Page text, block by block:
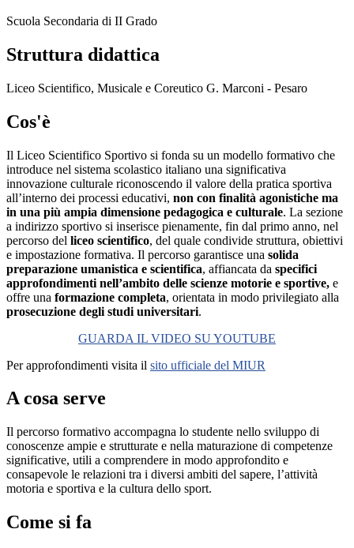
Scuola Secondaria di II Grado
Struttura didattica
Liceo Scientifico, Musicale e Coreutico G. Marconi - Pesaro
Cos'è
Il Liceo Scientifico Sportivo si fonda su un modello formativo che
introduce nel sistema scolastico italiano una significativa
innovazione culturale riconoscendo il valore della pratica sportiva
all’interno dei processi educativi, non con finalità agonistiche ma
in una più ampia dimensione pedagogica e culturale. La sezione
a indirizzo sportivo si inserisce pienamente, fin dal primo anno, nel
percorso del liceo scientifico, del quale condivide struttura, obiettivi
e impostazione formativa. Il percorso garantisce una solida
preparazione umanistica e scientifica, affiancata da specifici
approfondimenti nell’ambito delle scienze motorie e sportive, e
offre una formazione completa, orientata in modo privilegiato alla
prosecuzione degli studi universitari.
GUARDA IL VIDEO SU YOUTUBE
Per approfondimenti visita il sito ufficiale del MIUR
A cosa serve
Il percorso formativo accompagna lo studente nello sviluppo di
conoscenze ampie e strutturate e nella maturazione di competenze
significative, utili a comprendere in modo approfondito e
consapevole le relazioni tra i diversi ambiti del sapere, l’attività
motoria e sportiva e la cultura dello sport.
Come si fa